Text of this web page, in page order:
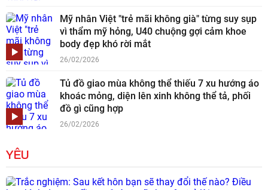
Mỹ nhân Việt "trẻ mãi không già" từng suy sụp
vì thẩm mỹ hỏng, U40 chuộng gợi cảm khoe
body đẹp khó rời mắt
26/02/2026
Tủ đồ giao mùa không thể thiếu 7 xu hướng áo
khoác mỏng, diện lên xinh không thể tả, phối
đồ gì cũng hợp
26/02/2026
YÊU